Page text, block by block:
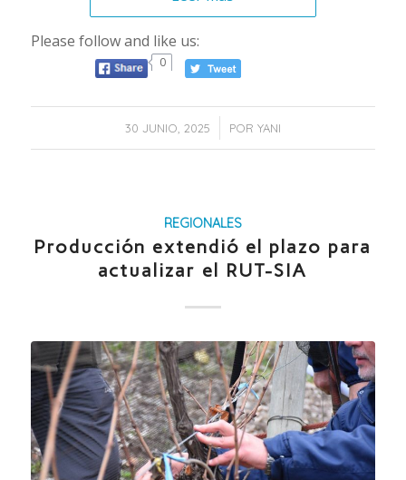
Please follow and like us:
0
30 JUNIO, 2025
/ POR YANI
REGIONALES
Producción extendió el plazo para
actualizar el RUT-SIA